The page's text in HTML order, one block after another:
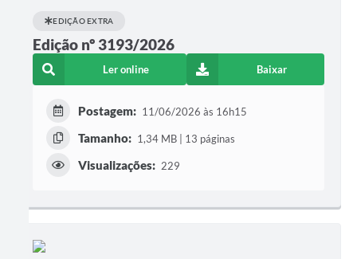
EDIÇÃO EXTRA
Edição nº 3193/2026
Ler online Baixar
Postagem: 11/06/2026 às 16h15
Tamanho: 1,34 MB | 13 páginas
Visualizações: 229